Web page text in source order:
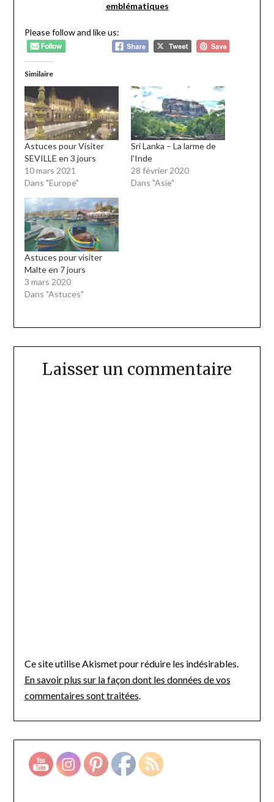
emblématiques
Please follow and like us:
Similaire
Astuces pour Visiter
SEVILLE en 3 jours
10 mars 2021
Dans "Europe"
Sri Lanka – La larme de
l’Inde
28 février 2020
Dans "Asie"
Astuces pour visiter
Malte en 7 jours
3 mars 2020
Dans "Astuces"
Laisser un commentaire
Ce site utilise Akismet pour réduire les indésirables.
En savoir plus sur la façon dont les données de vos
commentaires sont traitées.